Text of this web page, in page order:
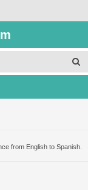
u
from English to Spanish.